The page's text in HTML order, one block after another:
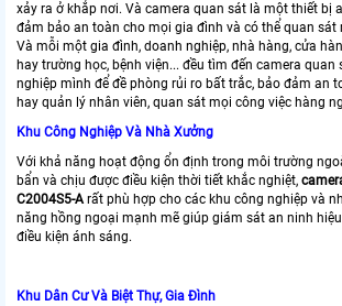
xảy ra ở khắp nơi. Và camera quan sát là một thiết bị
đảm bảo an toàn cho mọi gia đình và có thể quan sát
Và mỗi một gia đình, doanh nghiệp, nhà hàng, cửa
hay trường học, bệnh viện... đều tìm đến camera quan
nghiệp mình để đề phòng rủi ro bất trắc, bảo đảm an
hay quản lý nhân viên, quan sát mọi công việc hàng
Khu Công Nghiệp Và Nhà Xưởng
Với khả năng hoạt động ổn định trong môi trường
bẩn và chịu được điều kiện thời tiết khắc nghiệt,
C2004S5-Arất phù hợp cho các khu công nghiệp và
năng hồng ngoại mạnh mẽ giúp giám sát an ninh
điều kiện ánh sáng.
Khu Dân Cư Và Biệt Thự, Gia Đình